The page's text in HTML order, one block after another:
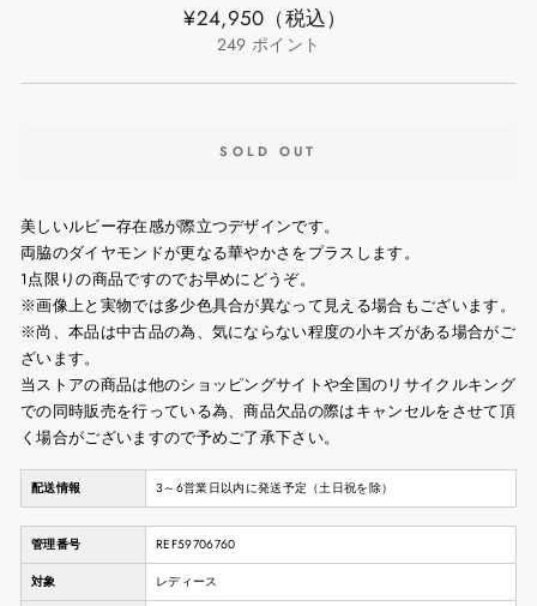
通
¥24,950 （税込）
249 ポイント
SOLD OUT
美しいルビー存在感が際立つデザインです。
両脇のダイヤモンドが更なる華やかさをプラスします。
1点限りの商品ですのでお早めにどうぞ。
※画像上と実物では多少色具合が異なって見える場合もございます。
※尚、本品は中古品の為、気にならない程度の小キズがある場合がご
ざいます。
当ストアの商品は他のショッピングサイトや全国のリサイクルキング
での同時販売を行っている為、商品欠品の際はキャンセルをさせて頂
く場合がございますので予めご了承下さい。
配送情報 3～6営業日以内に発送予定（土日祝を除）
管理番号 REF59706760
対象 レディース